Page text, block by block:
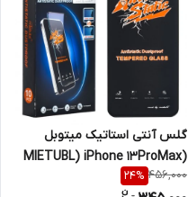
گلس آنتی استاتیک میتوبل
(MIETUBL) iPhone 13ProMax
456,000
24%